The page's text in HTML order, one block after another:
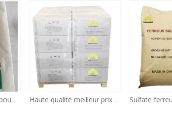
Haute qualité meilleur prix Conservateurs Sorbate de potassium Additifs alimentaires Sorbate de potassium 590-00-1 Sulfate ferreuxHot vente meilleure qualité traitement de l'eau pas cher prix haute pureté 94% teneur en sulfate ferreux heptahydraté FeSO4.7H2O CAS 7782-63-0